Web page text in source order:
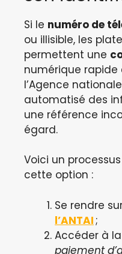
Si le numéro de
ou illisible, les
permettent une
numérique rapide
l’Agence
automatisé des
une référence
égard.
Voici un
cette option :
Se rendre
l’ANTAI;
Accéder à
paiement